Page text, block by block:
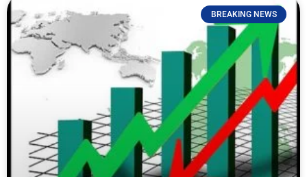
BREAKING NEWS